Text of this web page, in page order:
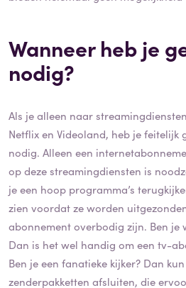
Wanneer heb je
nodig?
Als je alleen naar
Netflix en Videoland, heb je feitelijk
nodig. Alleen een
op deze streamingdiensten is
je een hoop programma’s
zien voordat ze worden
abonnement overbodig zijn. Ben je
Dan is het wel handig om een tv-
Ben je een fanatieke kijker? Dan
zenderpakketten afsluiten, die